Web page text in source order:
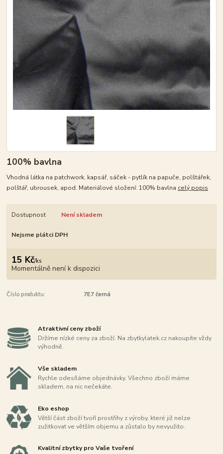
100% bavlna
Vhodná látka na patchwork, kapsář, sáček - pytlík na papuče, polštářek,
polštář, ubrousek, apod. Materiálové složení: 100% bavlna celý popis
Dostupnost Není skladem
Nejsme plátci DPH
15 Kč/ks
Momentálně není k dispozici
Číslo produktu: 7E7 černá
Atraktivní ceny zboží
Držíme nízké ceny za zboží. Na zbytkylatek.cz nakoupíte vždy
výhodně.
Vše skladem
Rychle odesíláme objednávky. Všechno zboží máme
skladem, na nic nečekáte.
Eko eshop
Větší část zboží tvoří prostřihy z výroby, které již nelze
zužitkovat ve větším objemu a zůstalo by nevyužito.
Kvalitní zbytky pro Vaše tvoření